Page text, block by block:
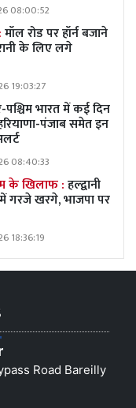
08:00:52
मॉल रोड पर हॉर्न बजाने
के लिए लगे
19:03:27
पश्चिम भारत में कई दिन
पंजाब समेत इन
08:40:33
के खिलाफ :हल्द्वानी
गरजे खरगे, भाजपा पर
18:36:19
Road Bareilly